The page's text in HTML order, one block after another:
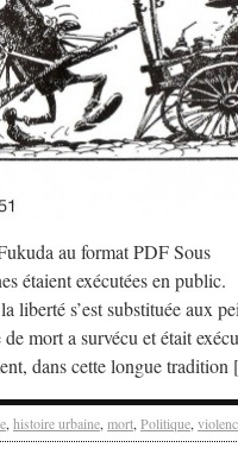
au format PDF Sous
étaient exécutées en public.
liberté s’est substituée aux
mort a survécu et était
dans cette longue
, histoire urbaine, mort, Politique,